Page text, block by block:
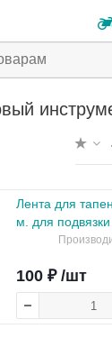
Лента для
м. для
100 ₽ /шт